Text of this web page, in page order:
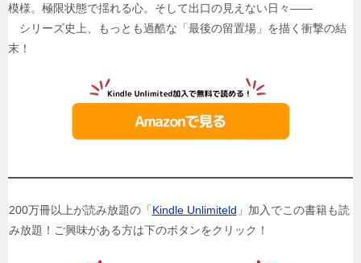
模様。極限状態で揺れる心。そして出口の見えない日々――
シリーズ史上、もっとも過酷な「最後の留置場」を描く衝撃の結
末！
200万冊以上が読み放題の「Kindle Unlimiteld 」加入でこの書籍も読
み放題！ご興味がある方は下のボタンをクリック！